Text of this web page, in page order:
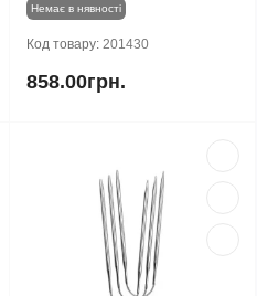
Немає в нявності
Код товару: 201430
858.00грн.